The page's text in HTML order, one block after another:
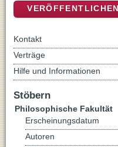
VERÖFFENTLICHEN
Kontakt
Verträge
Hilfe und Informationen
Stöbern
Philosophische Fakultät
Erscheinungsdatum
Autoren